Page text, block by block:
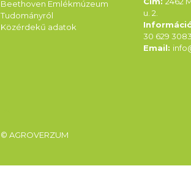
Beethoven Emlékmúzeum
Tudományról
Közérdekű adatok
u. 2.
30 629
Email:
© AGROVERZUM